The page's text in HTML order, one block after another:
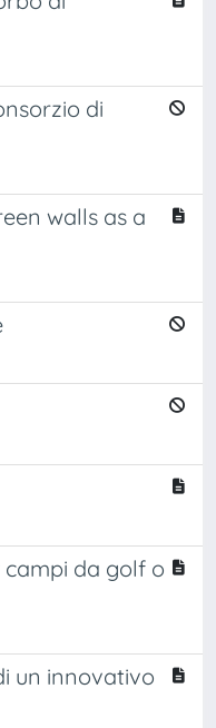
di
walls as a
campi da golf o
un innovativo